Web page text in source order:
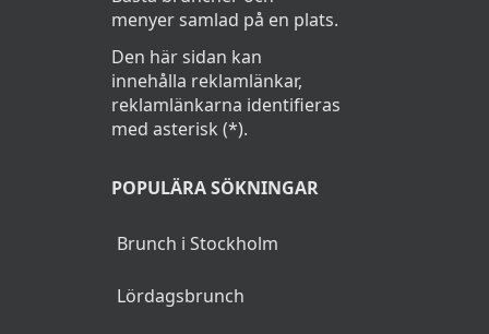
menyer samlad på en plats.
Den här sidan kan
innehålla reklamlänkar,
reklamlänkarna identifieras
med asterisk (*).
POPULÄRA SÖKNINGAR
Brunch i Stockholm
Lördagsbrunch